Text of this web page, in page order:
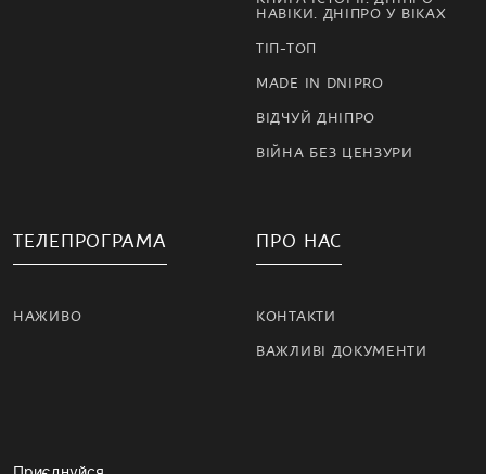
НАВІКИ. ДНІПРО У ВІКАХ
ТІП-ТОП
MADE IN DNIPRO
ВІДЧУЙ ДНІПРО
ВІЙНА БЕЗ ЦЕНЗУРИ
ТЕЛЕПРОГРАМА
НАЖИВО
ПРО НАС
КОНТАКТИ
ВАЖЛИВІ ДОКУМЕНТИ